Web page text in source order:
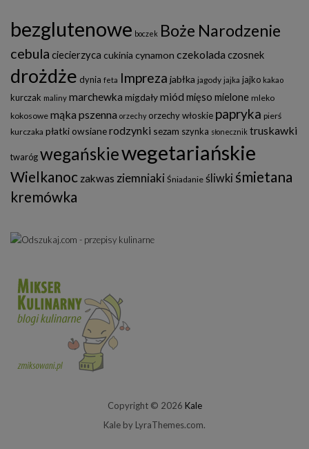
bezglutenowe boczek Boże Narodzenie
cebula ciecierzyca cukinia cynamon czekolada czosnek
drożdże dynia feta Impreza jabłka jagody jajka jajko kakao
kurczak maliny marchewka migdałymiód mięso mielone mleko
kokosowe mąka pszenna orzechy orzechy włoskie papryka pierś
kurczaka płatki owsianerodzynki sezam szynka słonecznik truskawki
twarógwegańskiewegetariańskie
Wielkanoc zakwas ziemniaki Śniadanie śliwki śmietana
kremówka
Copyright © 2026 Kale
Kale by LyraThemes.com.